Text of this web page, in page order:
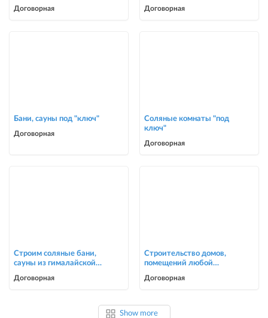
сварочные работы в Биш
Договорная Договорная
Бани, сауны под "ключ"
Договорная
Соляные комнаты "под
ключ"
Договорная
Строим соляные бани,
сауны из гималайской
Договорная
Строительство домов,
помещений любой
Договорная
Show more